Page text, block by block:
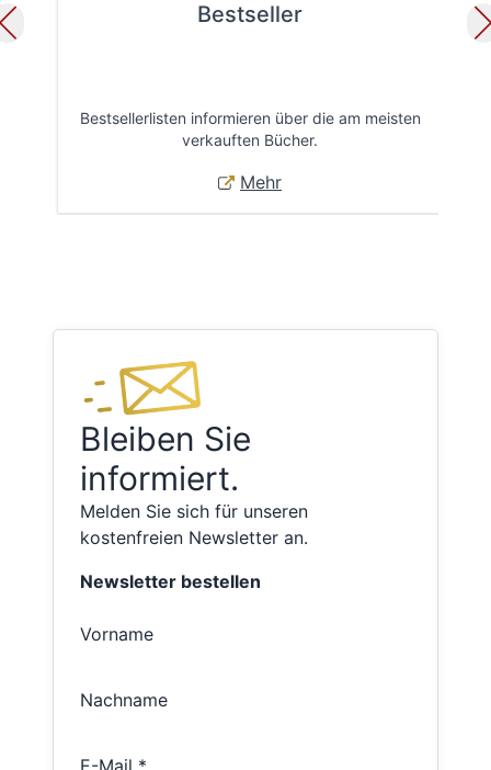
Bestseller
Bestsellerlisten informieren über die am meisten
verkauften Bücher.
Mehr
Bleiben Sie
informiert.
Melden Sie sich für unseren
kostenfreien Newsletter an.